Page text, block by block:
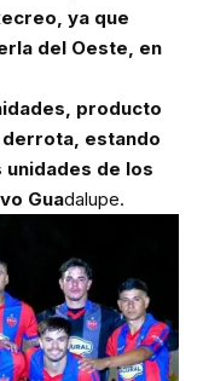
ya que
del Oeste, en
producto
estando
de los
Guadalupe.